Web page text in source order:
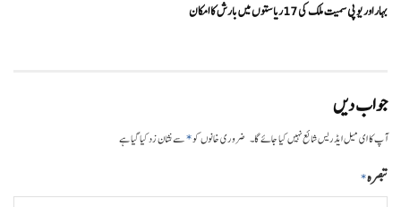
بہار اور یو پی سمیت ملک کی 17ریاستوں میں بارش کا امکان
جواب دیں
آپ کا ای میل ایڈریس شائع نہیں کیا جائے گا۔ ضروری خانوں کو*سے نشان زد کیا گیا ہے
تبصرہ*